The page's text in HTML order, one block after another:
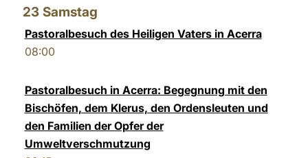
23 Samstag
Pastoralbesuch des Heiligen Vaters in Acerra
08:00
Pastoralbesuch in Acerra: Begegnung mit den
Bischöfen, dem Klerus, den Ordensleuten und
den Familien der Opfer der
Umweltverschmutzung